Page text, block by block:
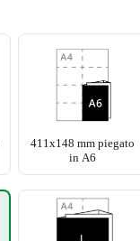
411x148 mm piegato
in A6
+3